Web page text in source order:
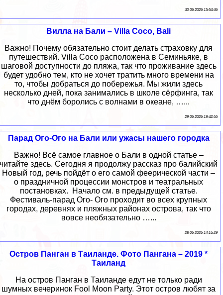
30 06 2026 15:53:36
Вилла на Бали – Villa Coco, Bali
Важно! Почему обязательно стоит делать страховку для
путешествий. Villa Coco расположена в Семиньяке, в
шаговой доступности до пляжа, так что проживание здесь
будет удобно тем, кто не хочет тратить много времени на
то, чтобы добраться до побережья. Мы жили здесь
несколько дней, пока занимались в школе сёрфинга, так
что днём боролись с волнами в океане, …...
29 06 2026 19:32:55
Парад Ого-Ого на Бали или ужасы нашего городка
Важно! Всё самое главное о Бали в одной статье –
читайте здесь. Сегодня я продолжу рассказ про балийский
Новый год, речь пойдёт о его самой феерической части –
о праздничной процессии монстров и театральных
постановках. Начало см. в предыдущей статье.
Фестиваль-парад Ого- Ого проходит во всех крупных
городах, деревнях и пляжных районах острова, так что
вовсе необязательно …...
28 06 2026 14:16:29
Остров Панган в Таиланде. Фото Пангана – 2019 *
Таиланд
На остров Панган в Таиланде едут не только ради
шумных вечеринок Fool Moon Party. Этот остров любят за